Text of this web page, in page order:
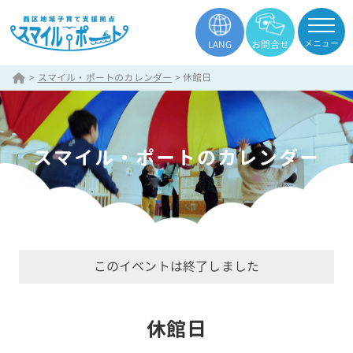
LANG お問合せ メニュー
> スマイル・ポートのカレンダー >休館日
スマイル・ポートのカレンダー
このイベントは終了しました
休館日